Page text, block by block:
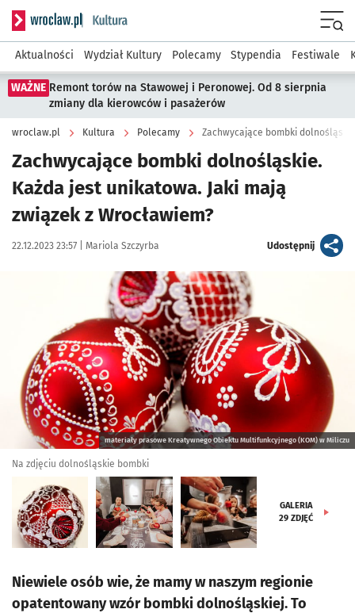
Serwis informacyjny wroclaw.pl podserwis: Kultura
Aktualności Wydział Kultury Polecamy Stypendia Festiwale
WAŻNE Remont torów na Stawowej i Peronowej. Od 8 sierpnia
zmiany dla kierowców i pasażerów
wroclaw.pl Kultura Polecamy Zachwycające bombki
Zachwycające bombki dolnośląskie.
Każda jest unikatowa. Jaki mają
związek z Wrocławiem?
Data publikacji:
22.12.2023 23:57 | Autor:
Mariola Szczyrba Udostępnijartykuł
Kliknij, aby zobaczyć galerię
materiały prasowe Kreatywnego Obiektu Multifunkcyjnego (KOM) w Miliczu
Na zdjęciu dolnośląskie bombki
GALERIA
29 ZDJĘĆ
Niewiele osób wie, że mamy w naszym regionie
opatentowany wzór bombki dolnośląskiej. To